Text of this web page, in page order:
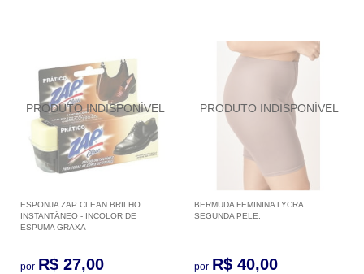
ESPONJA ZAP CLEAN BRILHO
INSTANTÂNEO - INCOLOR DE
ESPUMA GRAXA
por R$ 27,00
BERMUDA FEMININA LYCRA
SEGUNDA PELE.
por R$ 40,00